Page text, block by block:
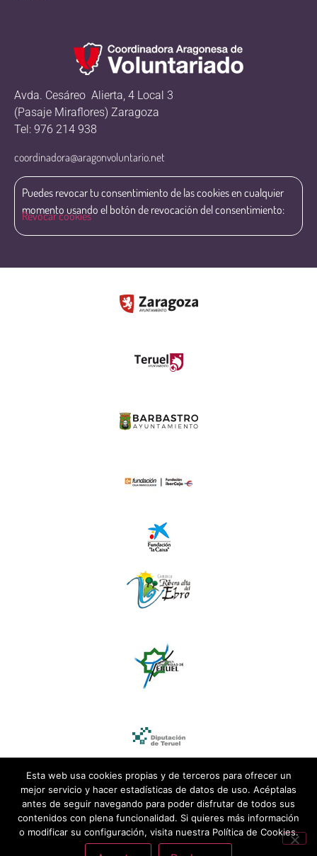
Avda. Cesáreo Alierta, 4 Local 3
(Pasaje Miraflores) Zaragoza
Tel: 976 214 938
coordinadora@aragonvoluntario.net
Puedes revocar tu consentimiento de las cookies en cualquier
momento usando el botón de revocación del consentimiento:
Revocar cookies
Esta web usa cookies propias y de terceros para ofrecer un
mejor servicio y hacer estadísticas de datos de uso. Acéptalas
antes de seguir navegando para poder disfrutar de todos sus
contenidos con plena funcionalidad. Si quieres más información
o modificar su configuración, visita nuestra Política de Cookies.